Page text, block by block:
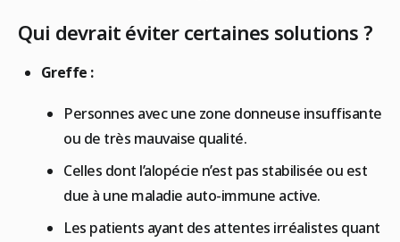
Qui devrait éviter certaines solutions ?
Greffe :
Personnes avec une zone donneuse insuffisante
ou de très mauvaise qualité.
Celles dont l’alopécie n’est pas stabilisée ou est
due à une maladie auto-immune active.
Les patients ayant des attentes irréalistes quant